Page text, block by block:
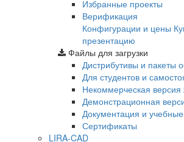
Избранные проекты
Верификация
Конфигурации и цены
презентацию
Файлы для загрузки
Дистрибутивы и пакеты
Для студентов и
Некоммерческая версия
Демонстрационная
Документация и
Сертификаты
LIRA-CAD